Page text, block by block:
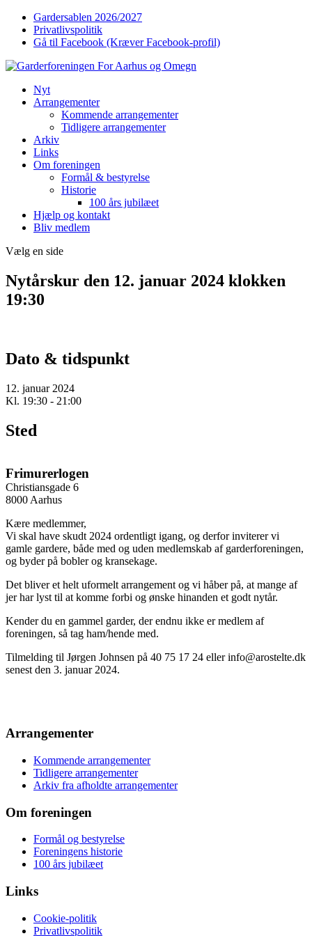
Gardersablen 2026/2027
Privatlivspolitik
Gå til Facebook (Kræver Facebook-profil)
Nyt
Arrangementer
Kommende arrangementer
Tidligere arrangementer
Arkiv
Links
Om foreningen
Formål & bestyrelse
Historie
100 års jubilæet
Hjælp og kontakt
Bliv medlem
Vælg en side
Nytårskur den 12. januar 2024 klokken
19:30
Dato & tidspunkt
12. januar 2024
Kl. 19:30 - 21:00
Sted
Frimurerlogen
Christiansgade 6
8000 Aarhus
Kære medlemmer,
Vi skal have skudt 2024 ordentligt igang, og derfor inviterer vi
gamle gardere, både med og uden medlemskab af garderforeningen,
og byder på bobler og kransekage.
Det bliver et helt uformelt arrangement og vi håber på, at mange af
jer har lyst til at komme forbi og ønske hinanden et godt nytår.
Kender du en gammel garder, der endnu ikke er medlem af
foreningen, så tag ham/hende med.
Tilmelding til Jørgen Johnsen på 40 75 17 24 eller info@arostelte.dk
senest den 3. januar 2024.
Arrangementer
Kommende arrangementer
Tidligere arrangementer
Arkiv fra afholdte arrangementer
Om foreningen
Formål og bestyrelse
Foreningens historie
100 års jubilæet
Links
Cookie-politik
Privatlivspolitik